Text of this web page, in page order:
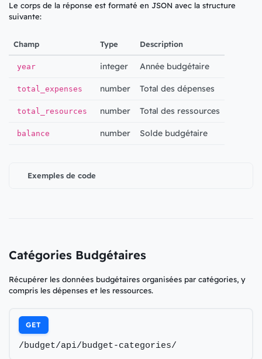
Le corps de la réponse est formaté en JSON avec la structure
suivante:
Champ Type Description
year integer Année budgétaire
total_expenses number Total des dépenses
total_resources number Total des ressources
balance number Solde budgétaire
Exemples de code
Catégories Budgétaires
Récupérer les données budgétaires organisées par catégories, y
compris les dépenses et les ressources.
GET
/budget/api/budget-categories/